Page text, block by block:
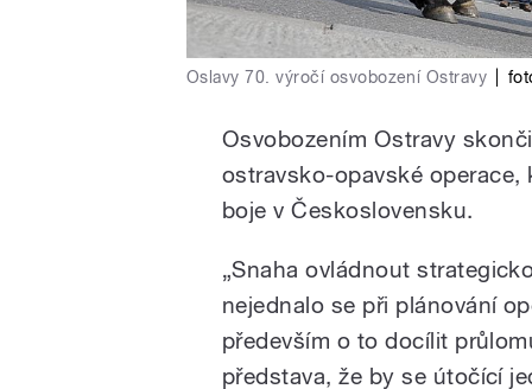
Oslavy 70. výročí osvobození Ostravy
Osvobozením Ostravy
ostravsko-opavské
boje v Československu.
„Snaha ovládnout
nejednalo se při plánování
především o to docílit
představa, že by se útočící